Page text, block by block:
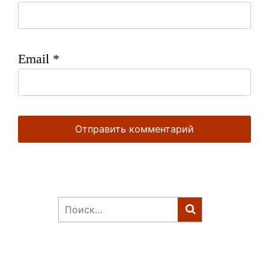
Email *
Найти: